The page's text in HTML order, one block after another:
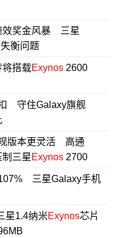
效奖金风暴 三星
衡问题
将搭载Exynos2600
守住Galaxy旗舰
版本更灵活 高通
三星 Exynos2700
三星Galaxy手机
星1.4纳米Exynos芯片